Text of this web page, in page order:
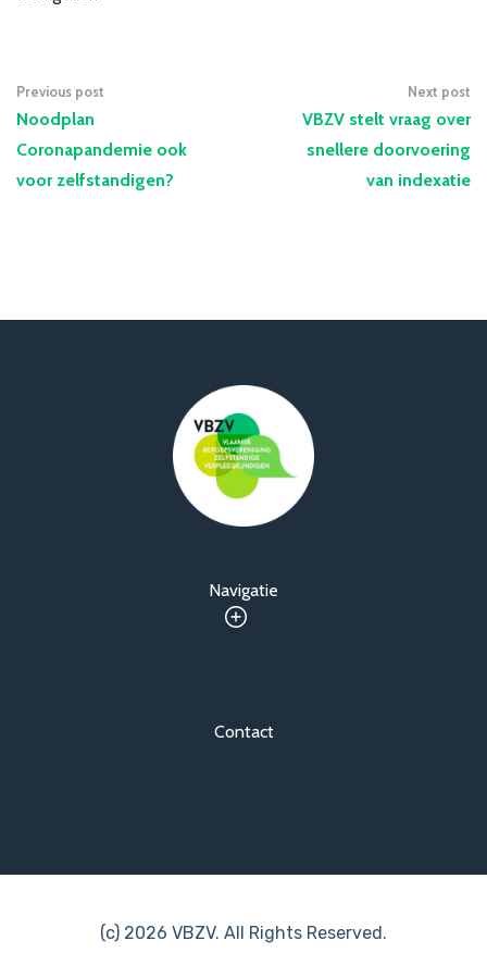
Previous post
Noodplan
Coronapandemie ook
voor zelfstandigen?
Next post
VBZV stelt vraag over
snellere doorvoering
van indexatie
Navigatie
Contact
(c) 2026 VBZV. All Rights Reserved.